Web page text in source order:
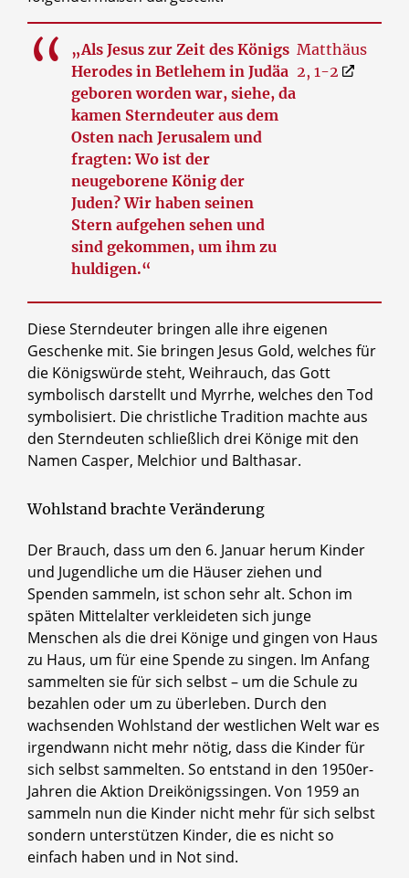
„Als Jesus zur Zeit des Königs
Herodes in Betlehem in Judäa
geboren worden war, siehe, da
kamen Sterndeuter aus dem
Osten nach Jerusalem und
fragten: Wo ist der
neugeborene König der
Juden? Wir haben seinen
Stern aufgehen sehen und
sind gekommen, um ihm zu
huldigen.“
Matthäus
2, 1-2
Diese Sterndeuter bringen alle ihre eigenen
Geschenke mit. Sie bringen Jesus Gold, welches für
die Königswürde steht, Weihrauch, das Gott
symbolisch darstellt und Myrrhe, welches den Tod
symbolisiert. Die christliche Tradition machte aus
den Sterndeuten schließlich drei Könige mit den
Namen Casper, Melchior und Balthasar.
Wohlstand brachte Veränderung
Der Brauch, dass um den 6. Januar herum Kinder
und Jugendliche um die Häuser ziehen und
Spenden sammeln, ist schon sehr alt. Schon im
späten Mittelalter verkleideten sich junge
Menschen als die drei Könige und gingen von Haus
zu Haus, um für eine Spende zu singen. Im Anfang
sammelten sie für sich selbst – um die Schule zu
bezahlen oder um zu überleben. Durch den
wachsenden Wohlstand der westlichen Welt war es
irgendwann nicht mehr nötig, dass die Kinder für
sich selbst sammelten. So entstand in den 1950er-
Jahren die Aktion Dreikönigssingen. Von 1959 an
sammeln nun die Kinder nicht mehr für sich selbst
sondern unterstützen Kinder, die es nicht so
einfach haben und in Not sind.